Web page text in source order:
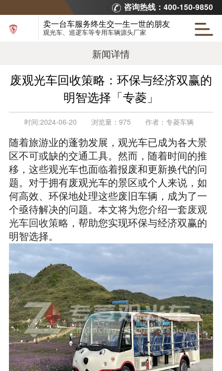
咨询热线：400-150-9850
卖一台车服务终生交一生一世的朋友
观光车、巡逻车等专用车辆源头厂家
新闻详情
废观光车回收策略：环保与经济双赢的
明智选择「专菱」
时间:2024-06-20 浏览量： 975 作者： 专菱车辆
随着旅游业的蓬勃发展，观光车已成为各大景
区不可或缺的交通工具。然而，随着时间的推
移，这些观光车也面临着报废和更新换代的问
题。对于拥有废观光车的景区或个人来说，如
何高效、环保地处理这些废旧车辆，成为了一
个亟待解决的问题。本文将为您介绍一套废观
光车回收策略 ，帮助您实现环保与经济双赢的
明智选择。